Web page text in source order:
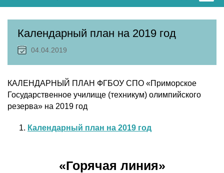
«Горячая линия»
Календарный план на 2019 год
04.04.2019
КАЛЕНДАРНЫЙ ПЛАН ФГБОУ СПО «Приморское
Государственное училище (техникум) олимпийского
резерва» на 2019 год
Календарный план на 2019 год